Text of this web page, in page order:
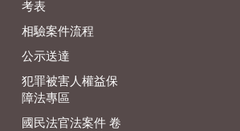
考表
相驗案件流程
公示送達
犯罪被害人權益保
障法專區
國民法官法案件 卷